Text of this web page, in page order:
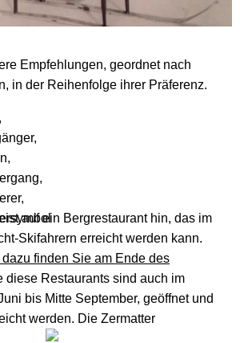
Empfehlungen, geordnet nach
in der Reihenfolge ihrer Präferenz.
auf ein Bergrestaurant hin, das im
Skifahrern erreicht werden kann.
finden Sie am Ende des
diese Restaurants sind auch im
bis Mitte September, geöffnet und
werden. Die Zermatter